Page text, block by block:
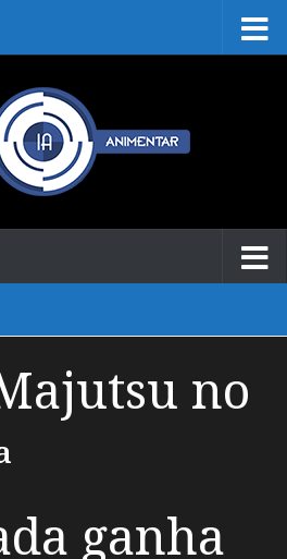
no
ganha